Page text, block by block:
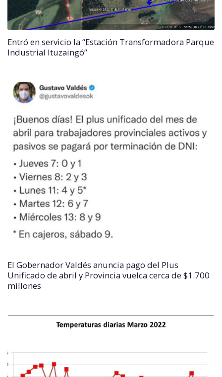
Entró en servicio la “Estación Transformadora Parque
Industrial Ituzaingó”
El Gobernador Valdés anuncia pago del Plus
Unificado de abril y Provincia vuelca cerca de $1.700
millones